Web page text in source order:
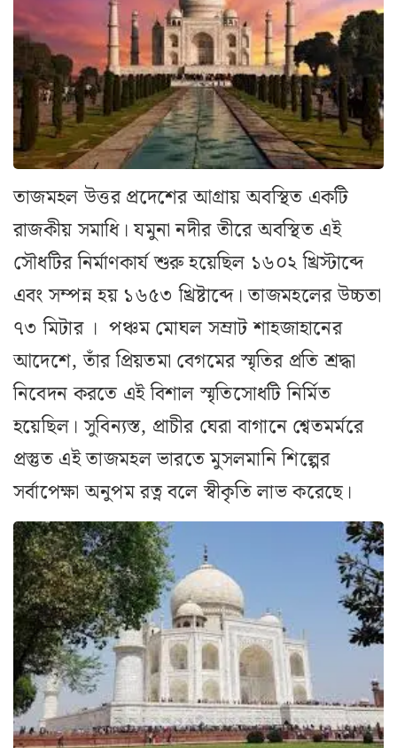
তাজমহল উত্তর প্রদেশের আগ্রায় অবস্থিত একটি
রাজকীয় সমাধি। যমুনা নদীর তীরে অবস্থিত এই
সৌধটির নির্মাণকার্য শুরু হয়েছিল ১৬০২ খ্রিস্টাব্দে
এবং সম্পন্ন হয় ১৬৫৩ খ্রিষ্টাব্দে। তাজমহলের উচ্চতা
৭৩ মিটার । পঞ্চম মোঘল সম্রাট শাহজাহানের
আদেশে, তাঁর প্রিয়তমা বেগমের স্মৃতির প্রতি শ্রদ্ধা
নিবেদন করতে এই বিশাল স্মৃতিসোধটি নির্মিত
হয়েছিল। সুবিন্যস্ত, প্রাচীর ঘেরা বাগানে শ্বেতমর্মরে
প্রস্তুত এই তাজমহল ভারতে মুসলমানি শিল্পের
সর্বাপেক্ষা অনুপম রত্ন বলে স্বীকৃতি লাভ করেছে।